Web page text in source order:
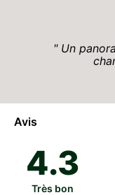
Un
Avis
4.3
Très bon